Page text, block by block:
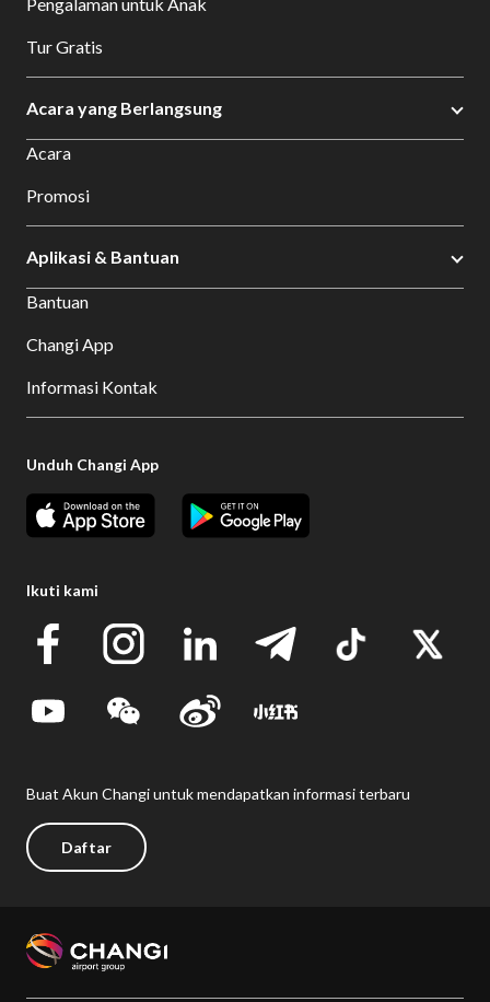
Pengalaman untuk Anak
Tur Gratis
Acara yang Berlangsung
Acara
Promosi
Aplikasi & Bantuan
Bantuan
Changi App
Informasi Kontak
Unduh Changi App
Ikuti kami
Buat Akun Changi untuk mendapatkan informasi terbaru
Daftar